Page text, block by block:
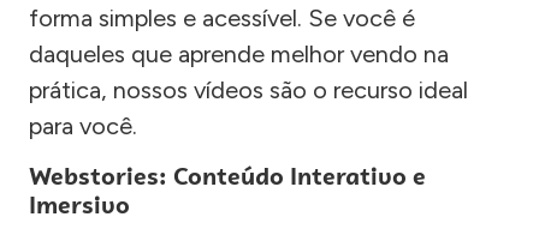
forma simples e acessível. Se você é
daqueles que aprende melhor vendo na
prática, nossos vídeos são o recurso ideal
para você.
Webstories: Conteúdo Interativo e
Imersivo